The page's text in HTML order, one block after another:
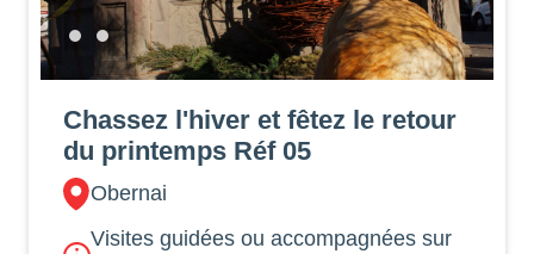
Chassez l'hiver et fêtez le retour
du printemps Réf 05
Obernai
Visites guidées ou accompagnées sur